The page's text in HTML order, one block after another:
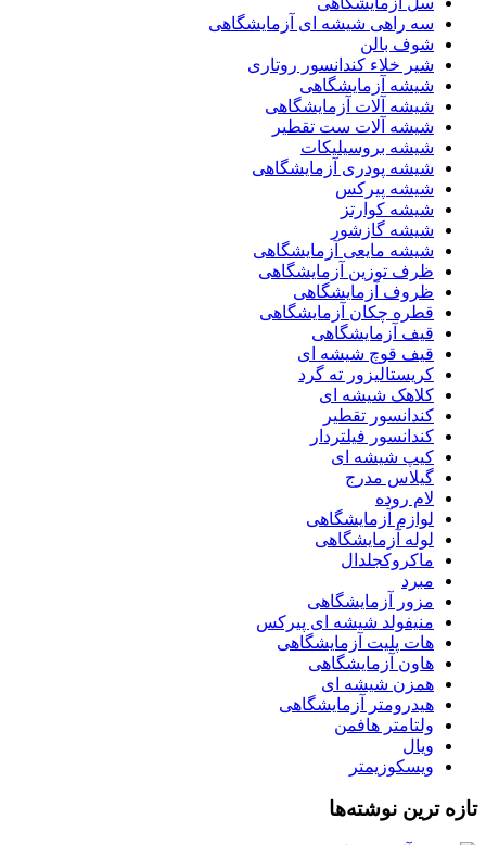
سه راهی شیشه ای آزمایشگاهی
شوف بالن
شیر خلاء کندانسور روتاری
شیشه آزمایشگاهی
شیشه آلات آزمایشگاهی
شیشه آلات ست تقطیر
شیشه بروسیلیکات
شیشه پودری آزمایشگاهی
شیشه پیرکس
شیشه کوارتز
شیشه گازشور
شیشه مایعی آزمایشگاهی
ظرف توزین آزمایشگاهی
ظروف آزمایشگاهی
قطره چکان آزمایشگاهی
قیف آزمایشگاهی
قیف قوچ شیشه ای
کریستالیزور ته گرد
کلاهک شیشه ای
کندانسور تقطیر
کندانسور فیلتردار
کیپ شیشه ای
گیلاس مدرج
لام روده
لوازم آزمایشگاهی
لوله آزمایشگاهی
ماکروکجلدال
مبرد
مزور آزمایشگاهی
منیفولد شیشه ای پیرکس
هات پلیت آزمایشگاهی
هاون آزمایشگاهی
همزن شیشه ای
هیدرومتر آزمایشگاهی
ولتامتر هافمن
ویال
ویسکوزیمتر
تازه ترین نوشته‌ها